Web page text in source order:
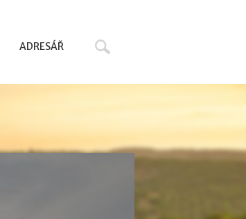
ADRESÁŘ